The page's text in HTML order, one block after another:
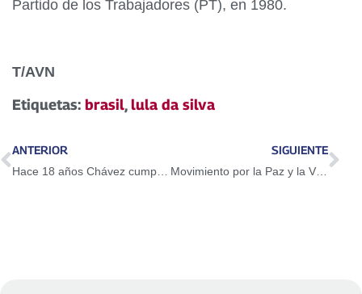
Partido de los Trabajadores (PT), en 1980.
T/AVN
Etiquetas: brasil,lula da silva
ANTERIOR SIGUIENTE
Movimiento por la Paz y la Vida se activará en Cuadrantes de Paz